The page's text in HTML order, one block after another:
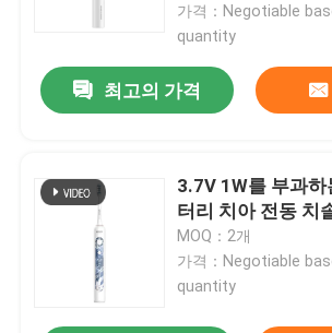
가격：Negotiable
quantity
최고의 가격
3.7V 1W를 부과하
터리 치아 전동 치
MOQ：2개
가격：Negotiable
quantity